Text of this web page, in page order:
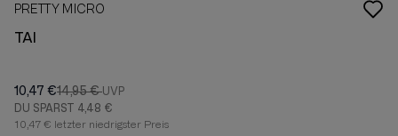
PRETTY MICRO
TAI
10,47 €14,95 €
DU SPARST 4,48 €
10,47 € letzter niedrigster Preis